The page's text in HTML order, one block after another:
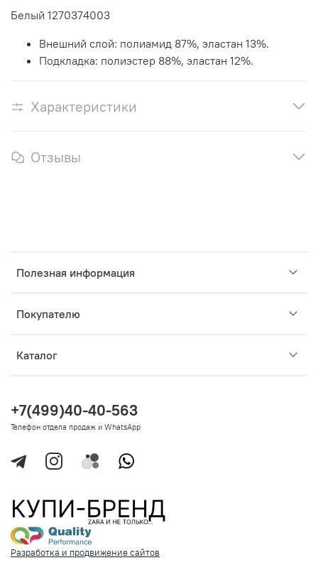
Белый 1270374003
Внешний слой: полиамид 87%, эластан 13%.
Подкладка: полиэстер 88%, эластан 12%.
Характеристики
Отзывы
Полезная информация
Покупателю
Каталог
+7(499)40-40-563
Телефон отдела продаж и WhatsApp
Разработка и продвижение сайтов